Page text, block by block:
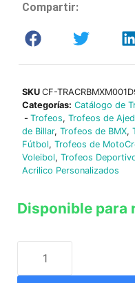
Compartir:
SKU CF-
Categorías: Catálogo de
- Trofeos, Trofeos de
de Billar, Trofeos de BMX,
Fútbol, Trofeos de
Voleibol, Trofeos
Acrilico Personalizados
Disponible para